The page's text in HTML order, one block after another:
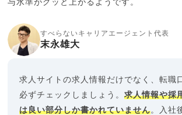
与水準がグッと上がるようです。
すべらないキャリアエージェント代表
末永雄大
求人サイトの求人情報だけでなく、転職
必ずチェックしましょう。 求人情報や採
は良い部分しか書かれていません。入社